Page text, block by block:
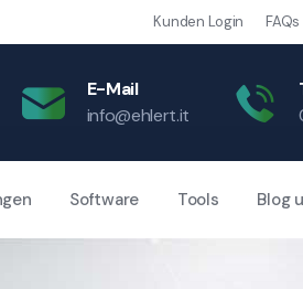
Kunden Login FAQs
E-Mail
info@ehlert.it
Software Tools Blog